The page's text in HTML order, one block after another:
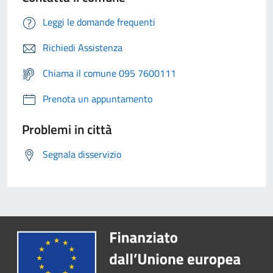
Leggi le domande frequenti
Richiedi Assistenza
Chiama il comune 095 7600111
Prenota un appuntamento
Problemi in città
Segnala disservizio